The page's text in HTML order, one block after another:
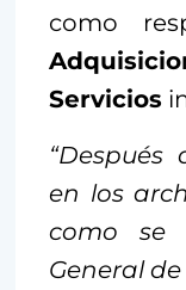
como
Servicios
en los
como se
General